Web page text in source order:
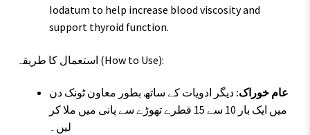
Iodatum to help increase blood viscosity and
support thyroid function.
استعمال کا طریقہ (How to Use):
عام خوراک: دیگر ادویات کے ساتھ بطور معاون ٹونک دن
میں ایک بار 10 سے 15 قطرے تھوڑے سے پانی میں ملا کر
لیں۔